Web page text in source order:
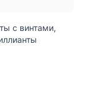
с винтами,